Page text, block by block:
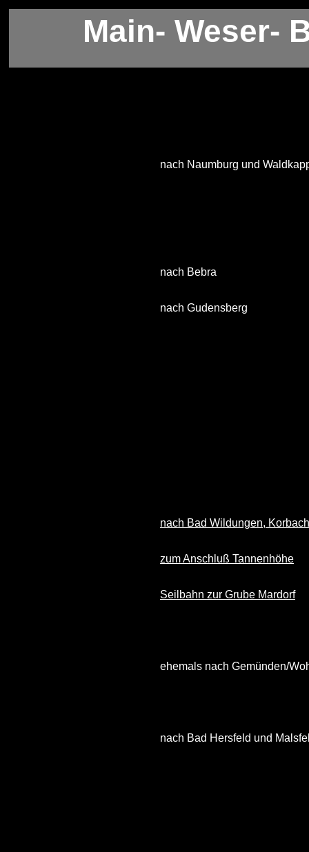
Main- Weser-
nach Naumburg und
nach Bebra
nach Gudensberg
nach Bad Wildungen, Korbach
zum Anschluß Tannenhöhe
Seilbahn zur Grube Mardorf
ehemals nach Gemünden/
nach Bad Hersfeld und